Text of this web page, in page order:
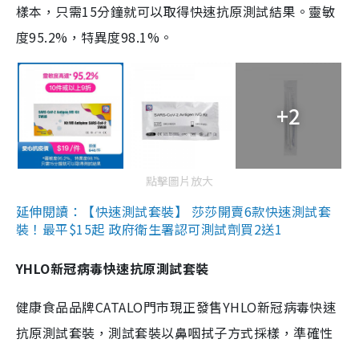
樣本，只需15分鐘就可以取得快速抗原測試結果。靈敏
度95.2%，特異度98.1%。
+2
點擊圖片放大
延伸閱讀：【快速測試套裝】 莎莎開賣6款快速測試套
裝！最平$15起 政府衛生署認可測試劑買2送1
YHLO新冠病毒快速抗原測試套裝
健康食品品牌CATALO門市現正發售YHLO新冠病毒快速
抗原測試套裝，測試套裝以鼻咽拭子方式採樣，準確性